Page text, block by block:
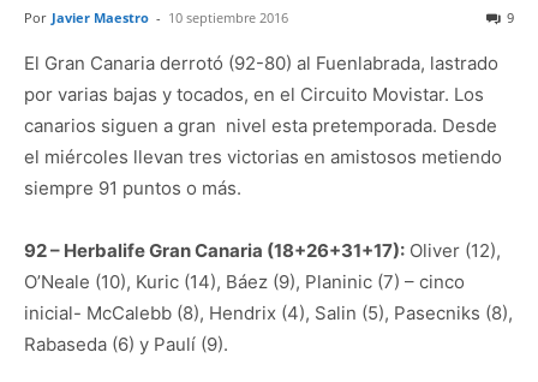
Por Javier Maestro - 10 septiembre 2016 9
El Gran Canaria derrotó (92-80) al Fuenlabrada, lastrado
por varias bajas y tocados, en el Circuito Movistar. Los
canarios siguen a gran nivel esta pretemporada. Desde
el miércoles llevan tres victorias en amistosos metiendo
siempre 91 puntos o más.
92 – Herbalife Gran Canaria (18+26+31+17): Oliver (12),
O’Neale (10), Kuric (14), Báez (9), Planinic (7) – cinco
inicial- McCalebb (8), Hendrix (4), Salin (5), Pasecniks (8),
Rabaseda (6) y Paulí (9).